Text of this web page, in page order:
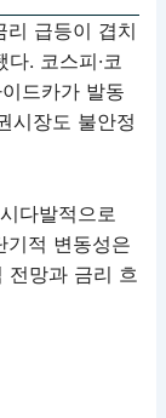
리 급등이 겹치
. 코스피·코
드카가 발동
시장도 불안정
다발적으로
기적 변동성은
전망과 금리 흐